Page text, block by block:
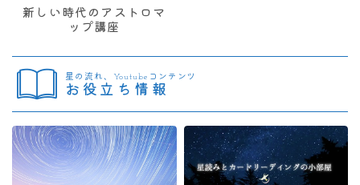
新しい時代のアストロマ
ップ講座
星の流れ、Youtubeコンテンツ
お役立ち情報